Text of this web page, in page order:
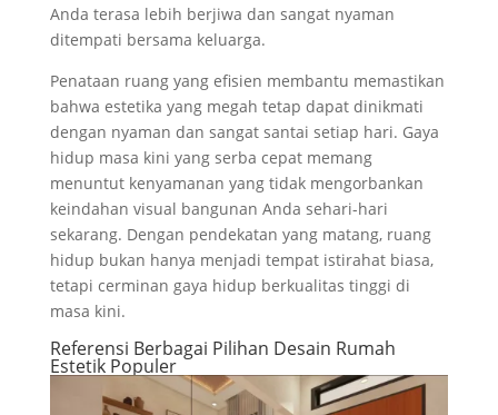
Anda terasa lebih berjiwa dan sangat nyaman
ditempati bersama keluarga.
Penataan ruang yang efisien membantu memastikan
bahwa estetika yang megah tetap dapat dinikmati
dengan nyaman dan sangat santai setiap hari. Gaya
hidup masa kini yang serba cepat memang
menuntut kenyamanan yang tidak mengorbankan
keindahan visual bangunan Anda sehari-hari
sekarang. Dengan pendekatan yang matang, ruang
hidup bukan hanya menjadi tempat istirahat biasa,
tetapi cerminan gaya hidup berkualitas tinggi di
masa kini.
Referensi Berbagai Pilihan Desain Rumah
Estetik Populer